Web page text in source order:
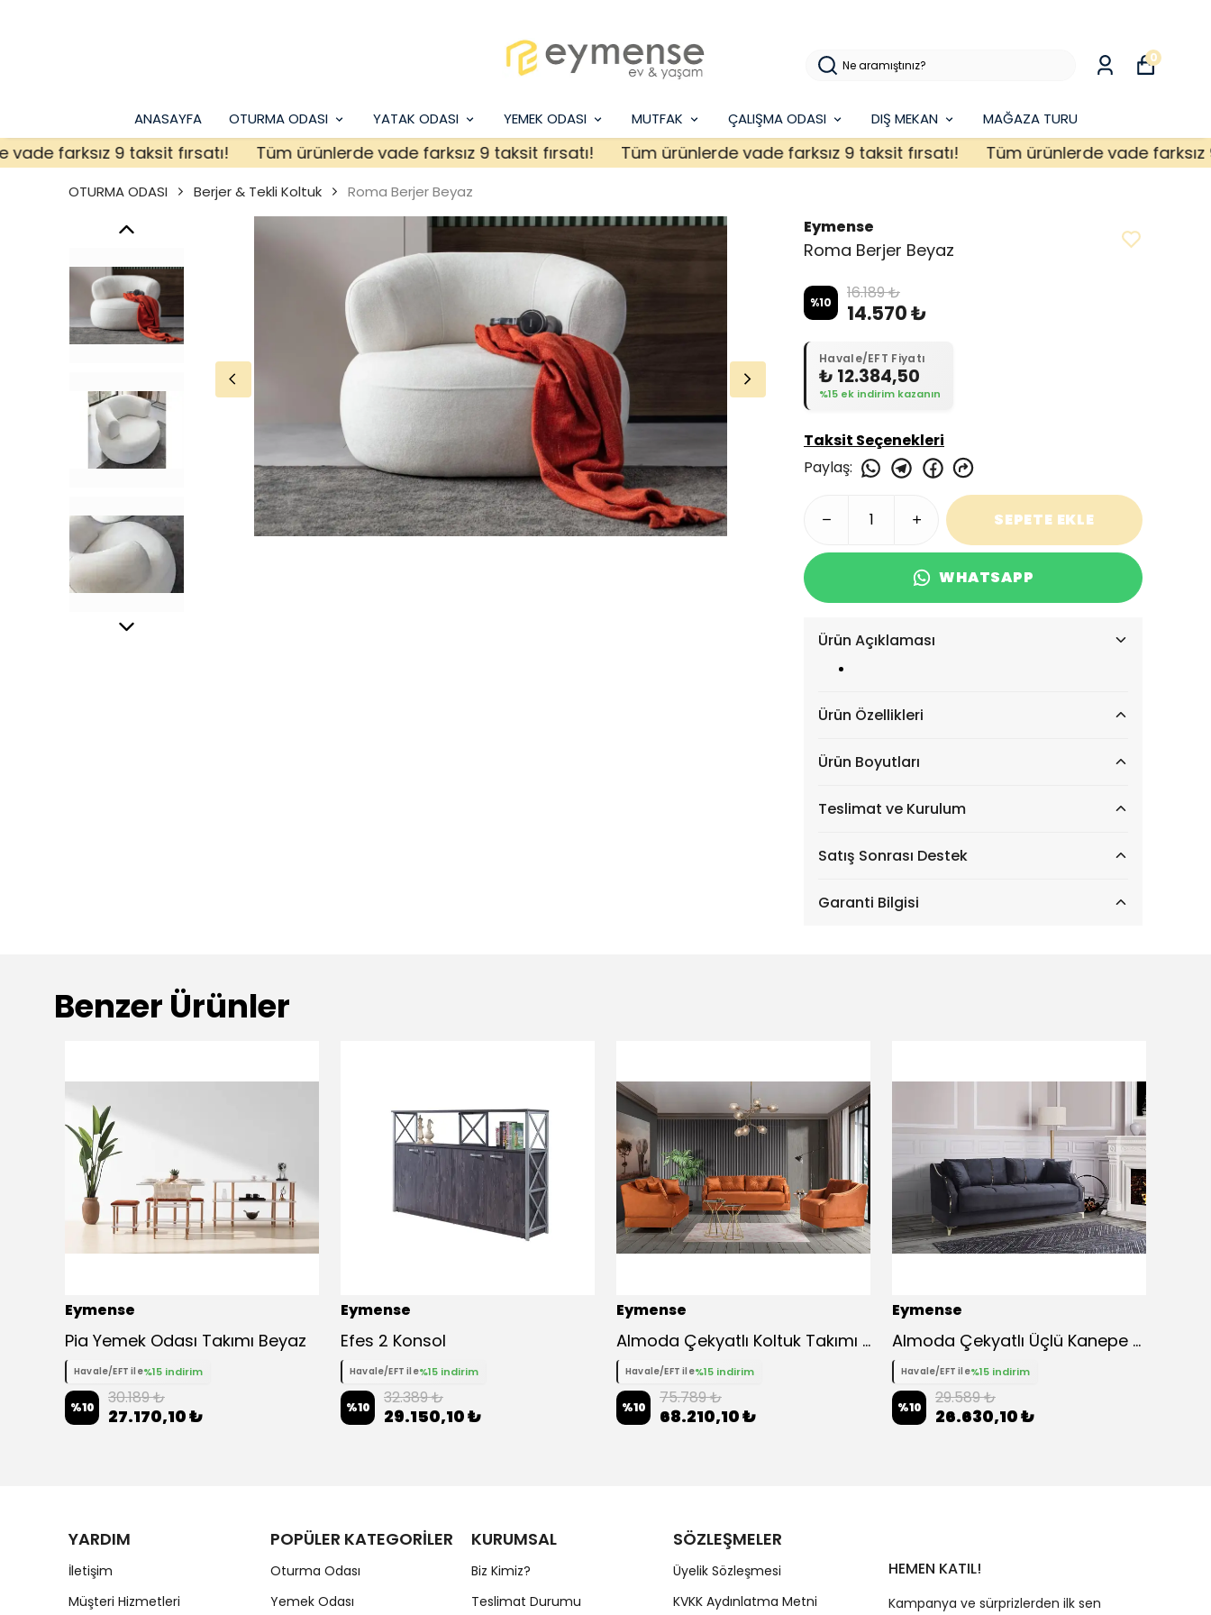
ANASAYFA OTURMA ODASI YATAK ODASI YEMEK ODASI MUTFAK ÇALIŞMA ODASI DIŞ MEKAN MAĞAZA TURU
0
farksız 9 taksit fırsatı! Tüm ürünlerde vade farksız 9 taksit fırsatı! Tüm ürünlerde vade farksız 9 taksit fırsatı! Tüm ürünlerde vade farksız 9
OTURMA ODASI Berjer & Tekli Koltuk Roma Berjer Beyaz
Eymense
Roma Berjer Beyaz
%10 16.189 ₺
14.570 ₺
Havale/EFT Fiyatı
₺ 12.384,50
%15 ek indirim kazanın
Taksit Seçenekleri
Paylaş:
SEPETE EKLE
WHATSAPP
Ürün Açıklaması
Ürün Özellikleri
Ürün Boyutları
Teslimat ve Kurulum
Satış Sonrası Destek
Garanti Bilgisi
Benzer Ürünler
Eymense
Pia Yemek Odası Takımı Beyaz
Havale/EFT ile%15 indirim
%10 30.189 ₺
27.170,10 ₺
Eymense
Efes 2 Konsol
Havale/EFT ile%15 indirim
%10 32.389 ₺
29.150,10 ₺
Eymense
Almoda Çekyatlı Koltuk Takımı 3 3 1
Havale/EFT ile%15 indirim
%10 75.789 ₺
68.210,10 ₺
Eymense
Almoda Çekyatlı Üçlü Kanepe Çekyat - Lacivert
Havale/EFT ile%15 indirim
%10 29.589 ₺
26.630,10 ₺
YARDIM
İletişim
Müşteri Hizmetleri
POPÜLER KATEGORİLER
Oturma Odası
Yemek Odası
KURUMSAL
Biz Kimiz?
Teslimat Durumu
SÖZLEŞMELER
Üyelik Sözleşmesi
KVKK Aydınlatma Metni
HEMEN KATIL!
Kampanya ve sürprizlerden ilk sen